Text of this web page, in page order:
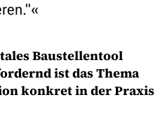
Baustellentool
ist das Thema
konkret in der Praxis